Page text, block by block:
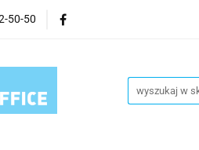
50-50
Artykuły biurowe
i eksploatacja Blog